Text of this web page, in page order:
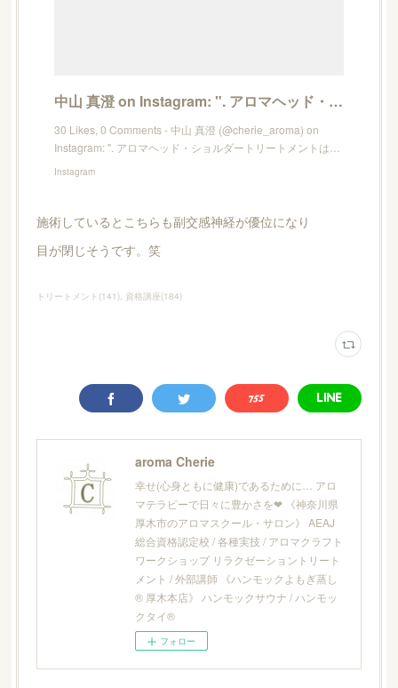
中山 真澄 on Instagram: ". アロマヘッド・ショルダートリートメントは全部脱がなくてもできるので人気です。笑 こちらは男性も予約可能です☝︎︎ . 動画の中の『首・肩』の部分はボ
30 Likes, 0 Comments - 中山 真澄 (@cherie_aroma) on
Instagram: ". アロマヘッド・ショルダートリートメントは…
Instagram
施術しているとこちらも副交感神経が優位になり
目が閉じそうです。笑
トリートメント (141) 資格講座(184)
aroma Cherie
幸せ(心身ともに健康)であるために… アロ
マテラピーで日々に豊かさを❤︎ 《神奈川県
厚木市のアロマスクール・サロン》 AEAJ
総合資格認定校 / 各種実技 / アロマクラフト
ワークショップ リラクゼーショントリート
メント / 外部講師 《ハンモックよもぎ蒸し
® 厚木本店》 ハンモックサウナ / ハンモッ
クタイ®
フォロー